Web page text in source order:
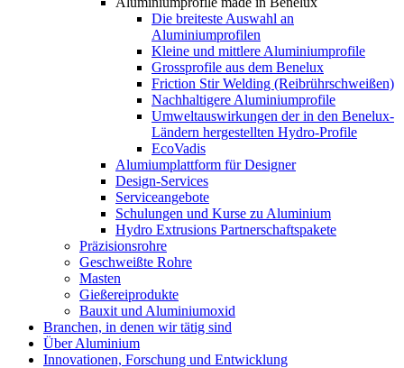
Die breiteste Auswahl an
Aluminiumprofilen
Kleine und mittlere Aluminiumprofile
Grossprofile aus dem Benelux
Friction Stir Welding (Reibrührschweißen)
Nachhaltigere Aluminiumprofile
Umweltauswirkungen der in den Benelux-
Ländern hergestellten Hydro-Profile
EcoVadis
Alumiumplattform für Designer
Design-Services
Serviceangebote
Schulungen und Kurse zu Aluminium
Hydro Extrusions Partnerschaftspakete
Präzisionsrohre
Geschweißte Rohre
Masten
Gießereiprodukte
Bauxit und Aluminiumoxid
Branchen, in denen wir tätig sind
Über Aluminium
Innovationen, Forschung und Entwicklung